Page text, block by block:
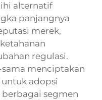
alternatif
panjangnya
merek,
regulasi.
menciptakan
adopsi
segmen